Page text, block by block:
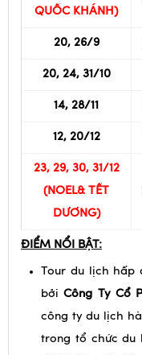
31/8; 1/9 (LỄ
QUỐC KHÁNH)
20, 26/9
20, 24, 31/10
14, 28/11
12, 20/12
23, 29, 30, 31/12
(NOEL& TẾT
DƯƠNG)
ĐIỂM NỔI BẬT:
Tour du lịch hấp
bởiCông Ty Cổ
công ty du lịch